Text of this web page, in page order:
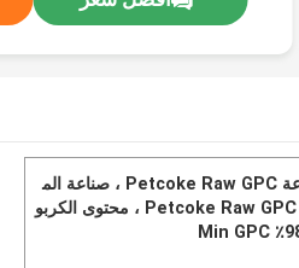
الصناعة Petcoke Raw GPC ، صناعة الم
سبك Petcoke Raw GPC ، محتوى الكربو